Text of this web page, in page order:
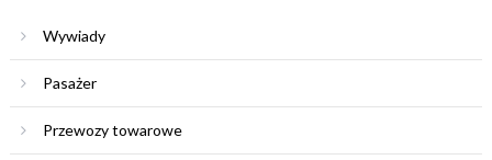
Wywiady
Pasażer
Przewozy towarowe